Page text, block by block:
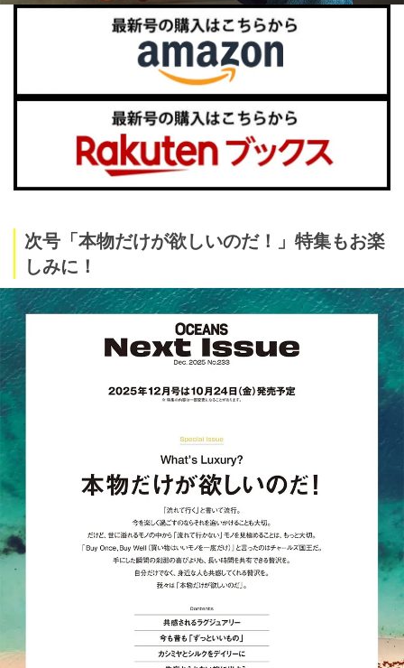
次号「本物だけが欲しいのだ！」特集もお楽
しみに！